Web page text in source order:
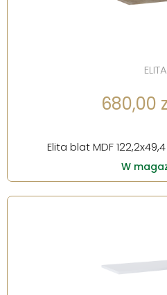
ELITA
680,00
Elita blat MDF
W